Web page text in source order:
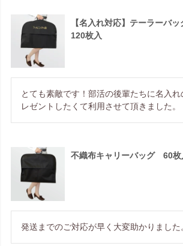
【名入れ対応】テーラーバッ
120枚入
とても素敵です！部活の後輩たちに名入
レゼントしたくて利用させて頂きました。
不織布キャリーバッグ 60枚
発送までのご対応が早く大変助かりました